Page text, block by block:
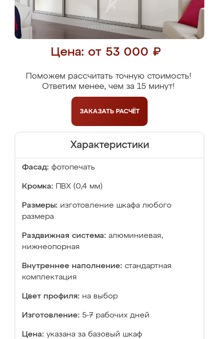
Цена: от 53 000 ₽
Поможем рассчитать точную стоимость!
Ответим менее, чем за 15 минут!
ЗАКАЗАТЬ РАСЧЁТ
Характеристики
Фасад: фотопечать
Кромка: ПВХ (0,4 мм)
Размеры: изготовление шкафа любого
размера
Раздвижная система: алюминиевая,
нижнеопорная
Внутреннее наполнение: стандартная
комплектация
Цвет профиля: на выбор
Изготовление: 5-7 рабочих дней
Цена: указана за базовый шкаф